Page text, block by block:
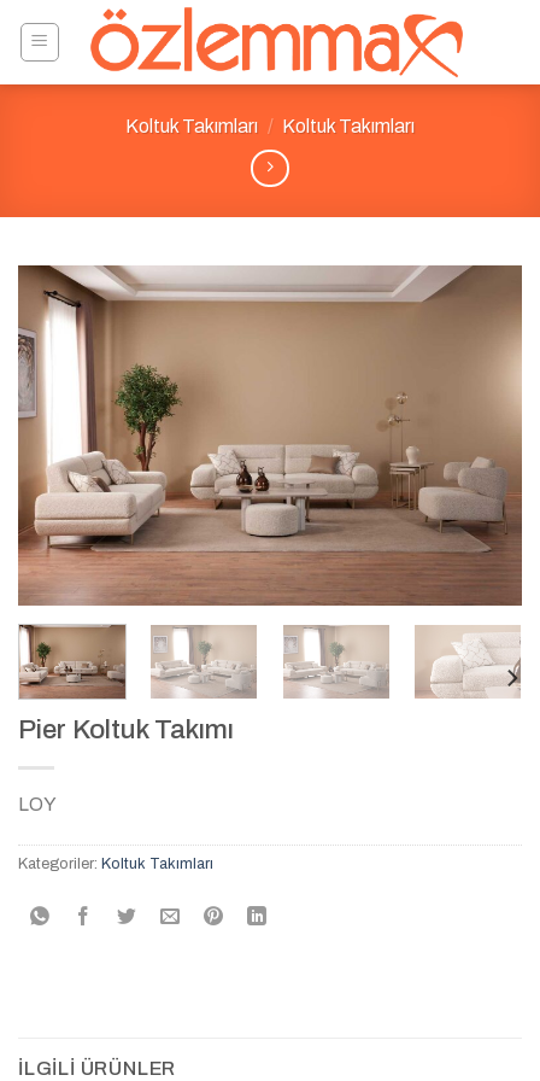
Koltuk Takımları / Koltuk Takımları
Pier Koltuk Takımı
LOY
Kategoriler: Koltuk Takımları
İLGILI ÜRÜNLER